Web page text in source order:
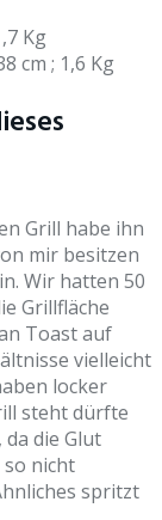
Kg
cm ; 1,6 Kg
Grill habe ihn
mir besitzen
Wir hatten 50
Grillfläche
Toast auf
vielleicht
locker
steht dürfte
die Glut
nicht
spritzt